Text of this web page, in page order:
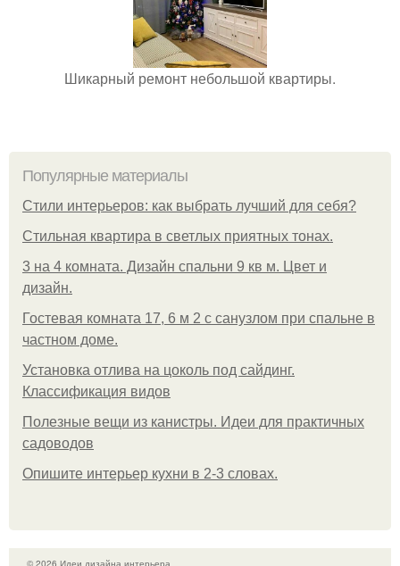
Шикарный ремонт небольшой квартиры.
Популярные материалы
Стили интерьеров: как выбрать лучший для себя?
Стильная квартира в светлых приятных тонах.
3 на 4 комната. Дизайн спальни 9 кв м. Цвет и
дизайн.
Гостевая комната 17, 6 м 2 с санузлом при спальне в
частном доме.
Установка отлива на цоколь под сайдинг.
Классификация видов
Полезные вещи из канистры. Идеи для практичных
садоводов
Опишите интерьер кухни в 2-3 словах.
© 2026 Идеи дизайна интерьера